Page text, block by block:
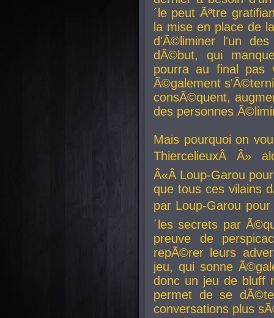
´le peut Ãªtre
la mise en place de
d'Ã©liminer l'un
dÃ©but, qui
pourra au final pas
Ã©galement
consÃ©quent,
des personnes
Mais pourquoi on
ThiercelieuxÂ Â»
Â«Â Loup-Garou
que tous ces vilains
par Loup-Garou
´les secrets par
preuve de
repÃ©rer leurs
jeu, qui sonne
donc un jeu de bluff
permet de se
conversations plus